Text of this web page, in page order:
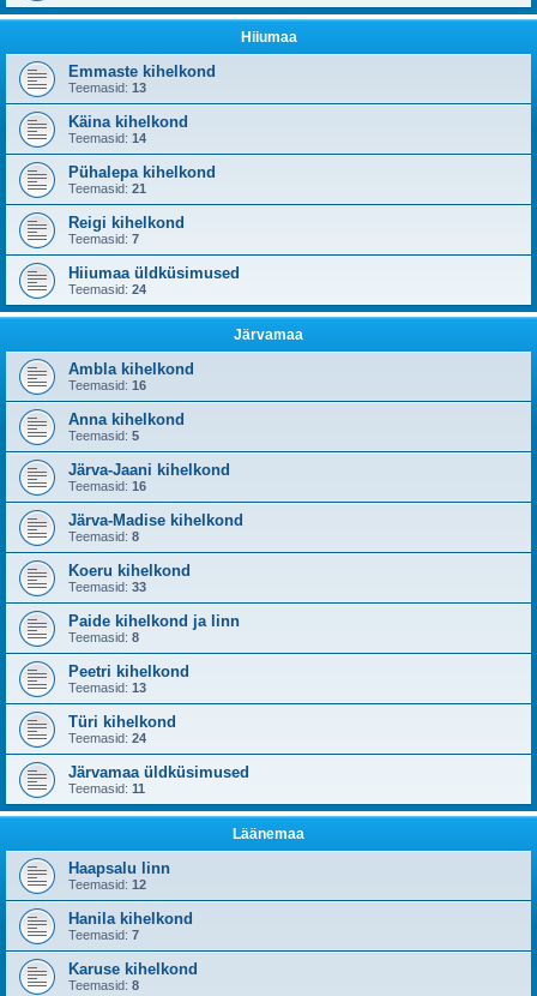
Hiiumaa
Emmaste kihelkond
Teemasid: 13
Käina kihelkond
Teemasid: 14
Pühalepa kihelkond
Teemasid: 21
Reigi kihelkond
Teemasid: 7
Hiiumaa üldküsimused
Teemasid: 24
Järvamaa
Ambla kihelkond
Teemasid: 16
Anna kihelkond
Teemasid: 5
Järva-Jaani kihelkond
Teemasid: 16
Järva-Madise kihelkond
Teemasid: 8
Koeru kihelkond
Teemasid: 33
Paide kihelkond ja linn
Teemasid: 8
Peetri kihelkond
Teemasid: 13
Türi kihelkond
Teemasid: 24
Järvamaa üldküsimused
Teemasid: 11
Läänemaa
Haapsalu linn
Teemasid: 12
Hanila kihelkond
Teemasid: 7
Karuse kihelkond
Teemasid: 8